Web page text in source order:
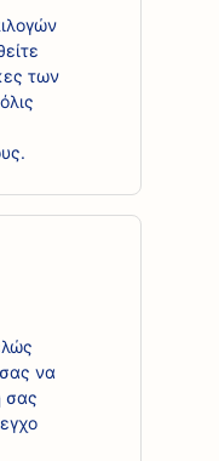
των
να
σας